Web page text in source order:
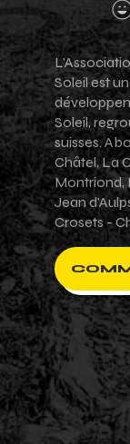
Soleil est
Soleil,
suisses.
Châtel, La
Montriond,
Jean
Crosets -